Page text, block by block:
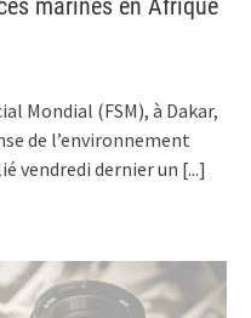
marines en Afrique
Mondial (FSM), à Dakar,
de l’environnement
vendredi dernier un [...]